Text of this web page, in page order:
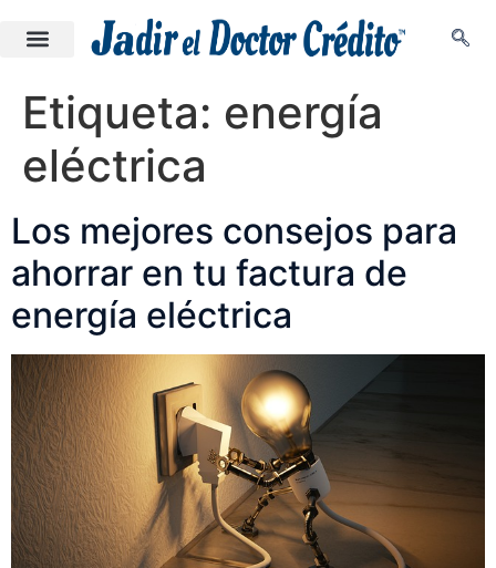
Etiqueta: energía
eléctrica
Los mejores consejos para
ahorrar en tu factura de
energía eléctrica